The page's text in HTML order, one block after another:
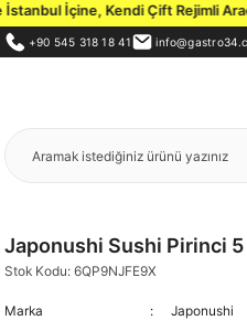
İçine, Kendi Çift Rejimli
+90 545 318 18 41
Japonushi Sushi Pirinci 5
Stok Kodu: 6QP9NJFE9X
Marka Japonushi